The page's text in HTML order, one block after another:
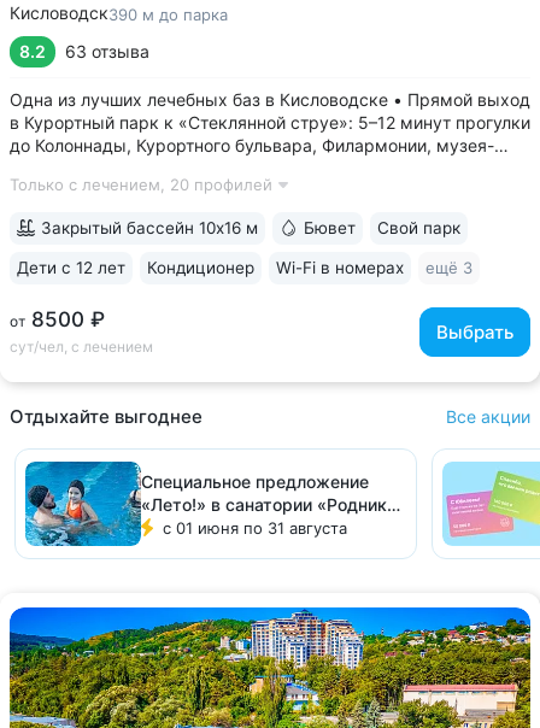
Кисловодск390 м до парка
8.2 63 отзыва
Одна из лучших лечебных баз в Кисловодске • Прямой выход
в Курортный парк к «Стеклянной струе»: 5–12 минут прогулки
до Колоннады, Курортного бульвара, Филармонии, музея-
курортов: «Ессентуки-4» и «Славяновская» (Железноводск).
Только с лечением, 20 профилей
от 8500 ₽
сут/чел, с лечением
Выбрать
Закрытый бассейн 10х16 м Бювет Свой парк
Дети с 12 лет Кондиционер Wi-Fi в номерах ещё 3
Отдыхайте выгоднее Все акции
Специальное предложение
«Лето!» в санатории «Родник»,
Кисловодск
с 01 июня по 31 августа